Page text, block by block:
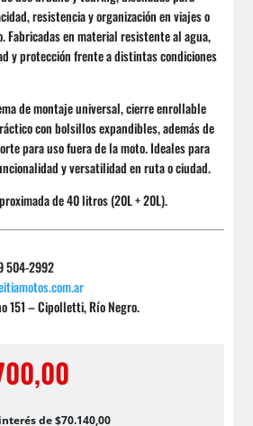
resistencia y organización en viajes o
Fabricadas en material resistente al agua,
y protección frente a distintas condiciones
de montaje universal, cierre enrollable
con bolsillos expandibles, además de
para uso fuera de la moto. Ideales para
y versatilidad en ruta o ciudad.
de 40 litros (20L + 20L).
504-2992
151 – Cipolletti, Río Negro.
de $70.140,00